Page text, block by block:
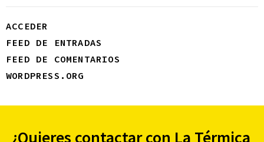
ACCEDER
FEED DE ENTRADAS
FEED DE COMENTARIOS
WORDPRESS.ORG
¿Quieres contactar con La Térmica